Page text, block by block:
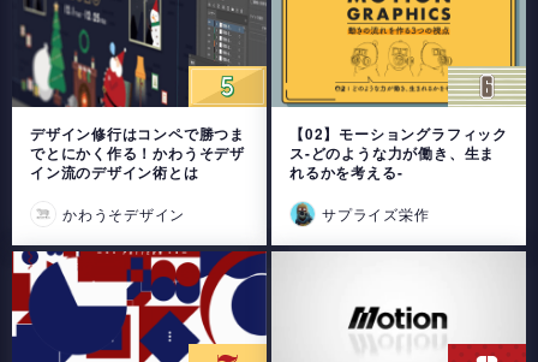
デザイン修行はコンペで勝つま
でとにかく作る！かわうそデザ
イン流のデザイン術とは
かわうそデザイン
【02】モーショングラフィック
ス-どのような力が働き、生ま
れるかを考える-
サプライズ栄作